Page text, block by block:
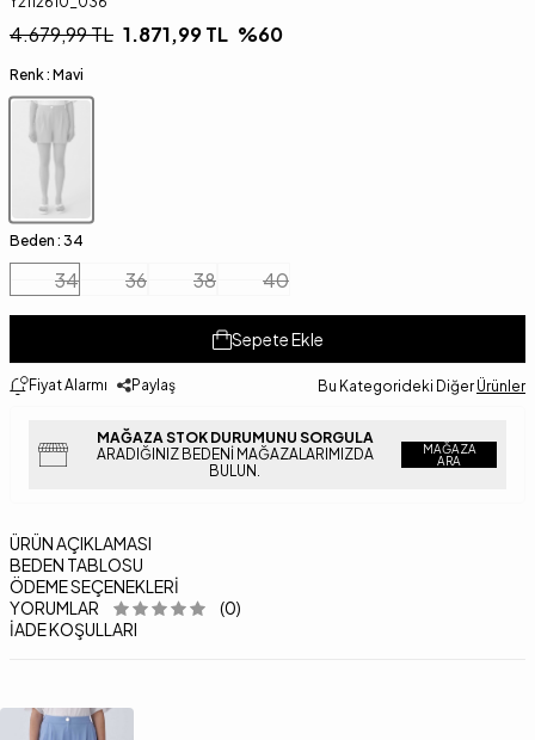
4.679,99TL 1.871,99TL %60
Renk : Mavi
Beden : 34
34 36 38 40
Sepete Ekle
Fiyat Alarmı Paylaş Bu Kategorideki Diğer Ürünler
MAĞAZA STOK DURUMUNU SORGULA
ARADIĞINIZ BEDENI MAĞAZALARIMIZDA
BULUN.
MAĞAZA
ARA
ÜRÜN AÇIKLAMASI
BEDEN TABLOSU
ÖDEME SEÇENEKLERI
YORUMLAR
(0)
İADE KOŞULLARI